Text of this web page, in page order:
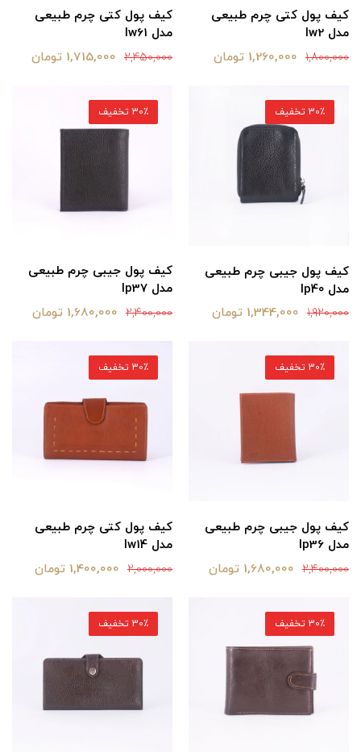
کیف پول کتی چرم طبیعی
مدل lw2
1,800,000 1,260,000 تومان
کیف پول کتی چرم طبیعی
مدل lw61
2,450,000 1,715,000 تومان
کیف پول جیبی چرم طبیعی
مدل lp40
1,920,000 1,344,000 تومان
30٪ تخفیف
کیف پول جیبی چرم طبیعی
مدل lp37
2,400,000 1,680,000 تومان
30٪ تخفیف
کیف پول جیبی چرم طبیعی
مدل lp36
2,400,000 1,680,000 تومان
30٪ تخفیف
کیف پول کتی چرم طبیعی
مدل lw14
2,000,000 1,400,000 تومان
30٪ تخفیف
30٪ تخفیف 30٪ تخفیف